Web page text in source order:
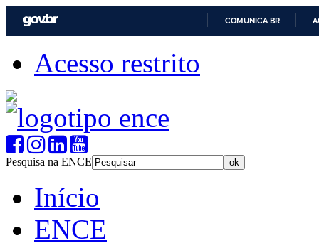
COMUNICA BR
Acesso restrito
Pesquisa na ENCE
Início
ENCE